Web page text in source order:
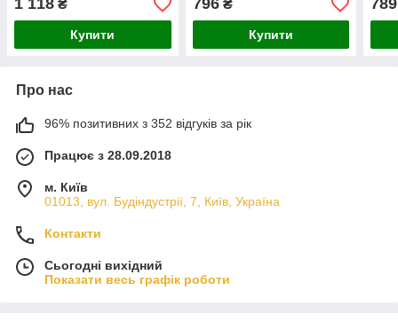
1 118 ₴
Купити
796₴
Купити
789
Про нас
96% позитивних з 352 відгуків за рік
Працює з 28.09.2018
м. Київ
01013, вул. Будіндустрії, 7, Київ, Україна
Контакти
Сьогодні вихідний
Показати весь графік роботи